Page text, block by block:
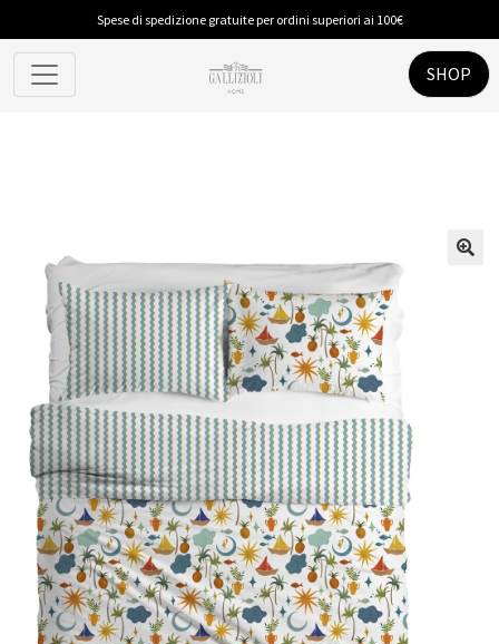
Spese di spedizione gratuite per ordini superiori ai 100€
SHOP